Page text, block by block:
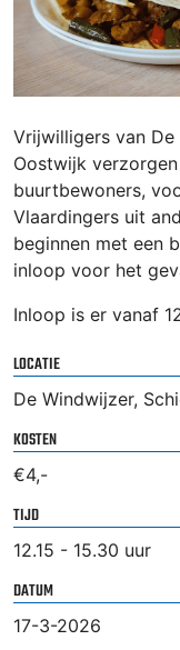
Vrijwilligers van
Oostwijk
buurtbewoners,
Vlaardingers uit
beginnen met een
inloop voor het
Inloop is er vanaf
LOCATIE
De Windwijzer,
KOSTEN
€4,-
TIJD
12.15 - 15.30 uur
DATUM
17-3-2026